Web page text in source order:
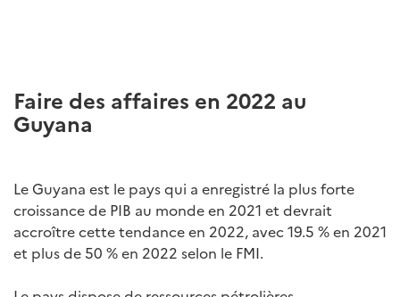
Faire des affaires en 2022 au
Guyana
Le Guyana est le pays qui a enregistré la plus forte
croissance de PIB au monde en 2021 et devrait
accroître cette tendance en 2022, avec 19.5 % en 2021
et plus de 50 % en 2022 selon le FMI.